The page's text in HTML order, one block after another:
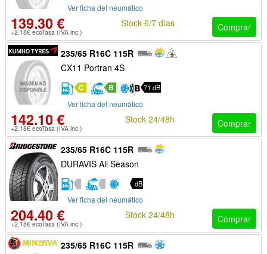
Ver ficha del neumático
139.30 €
+2.18€ ecoTasa (IVA inc.) Comprar
Stock 6/7 días
235/65 R16C 115R
CX11 Portran 4S
C B 71 dB
Ver ficha del neumático
142.10 €
+2.18€ ecoTasa (IVA inc.) Comprar
Stock 24/48h
235/65 R16C 115R
DURAVIS All Season
dB
Ver ficha del neumático
204.40 €
+2.18€ ecoTasa (IVA inc.) Comprar
Stock 24/48h
235/65 R16C 115R